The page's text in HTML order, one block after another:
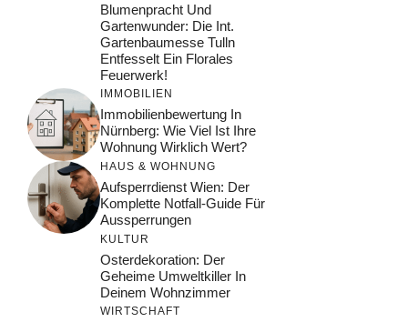
Blumenpracht Und
Gartenwunder: Die Int.
Gartenbaumesse Tulln
Entfesselt Ein Florales
Feuerwerk!
IMMOBILIEN
Immobilienbewertung In
Nürnberg: Wie Viel Ist Ihre
Wohnung Wirklich Wert?
HAUS & WOHNUNG
Aufsperrdienst Wien: Der
Komplette Notfall-Guide Für
Aussperrungen
KULTUR
Osterdekoration: Der
Geheime Umweltkiller In
Deinem Wohnzimmer
WIRTSCHAFT